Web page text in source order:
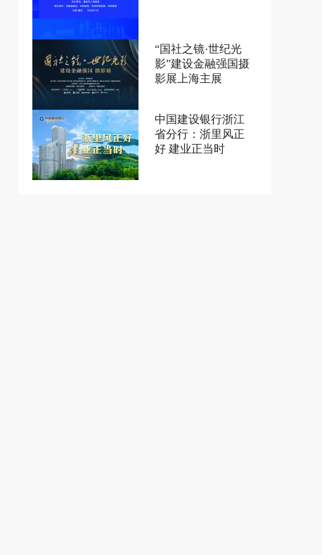
“国社之镜·世纪光
影”建设金融强国摄
影展上海主展
中国建设银行浙江
省分行：浙里风正
好 建业正当时